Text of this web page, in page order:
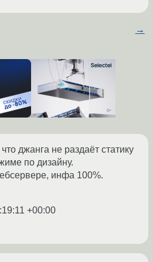
→
джанга не раздаёт статику
по дизайну.
инфа 100%.
+00:00